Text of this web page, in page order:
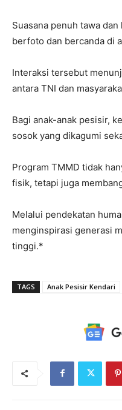
Suasana penuh tawa
berfoto dan bercanda di
Interaksi tersebut
antara TNI dan
Bagi anak-anak pesisir,
sosok yang dikagumi
Program TMMD tidak
fisik, tetapi juga
Melalui pendekatan
menginspirasi generasi
tinggi.*
TAGS Anak Pesisir Kendari